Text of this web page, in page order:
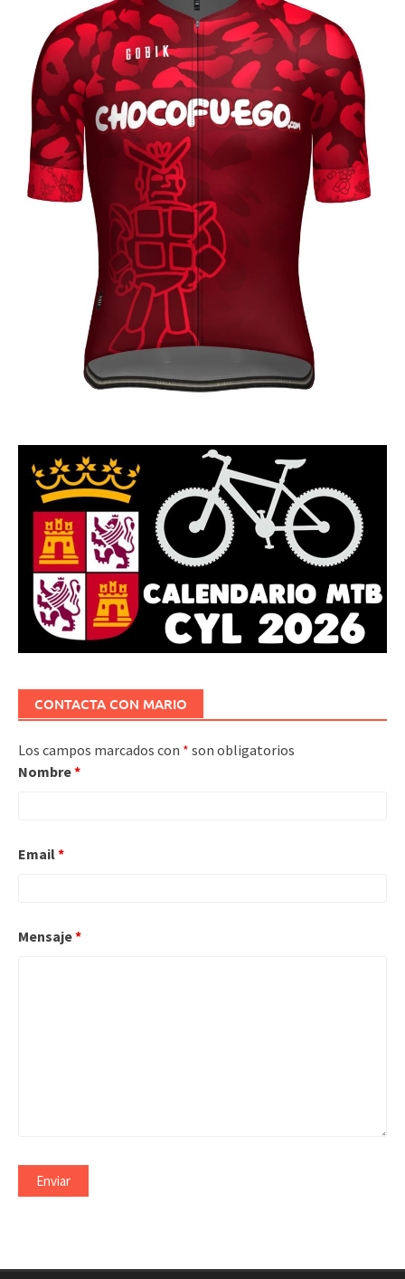
CONTACTA CON MARIO
Los campos marcados con * son obligatorios
Nombre*
Email*
Mensaje*